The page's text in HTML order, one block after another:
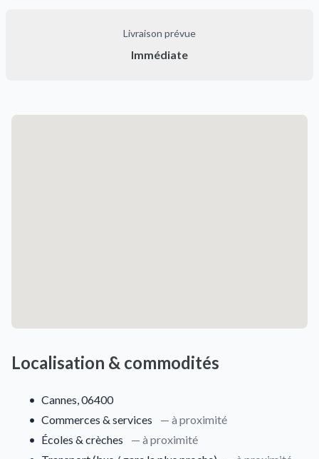
Livraison prévue
Immédiate
Localisation & commodités
• Cannes, 06400
• Commerces & services
— à proximité
• Écoles & crèches
— à proximité